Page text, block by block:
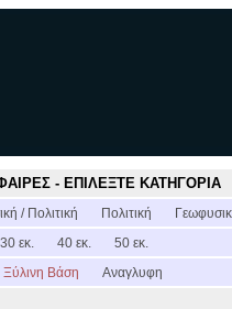
- ΕΠΙΛΕΞΤΕ ΚΑΤΗΓΟΡΙΑ
/ Πολιτική Πολιτική
30 εκ. 40 εκ.
50 εκ.
Ξύλινη Βάση Αναγλυφη